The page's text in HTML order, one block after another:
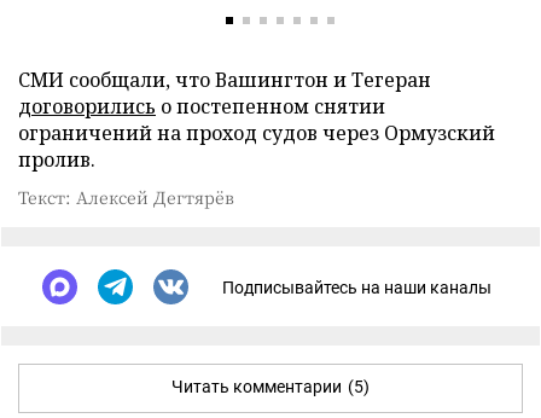
СМИ сообщали, что Вашингтон и Тегеран
договорились о постепенном снятии
ограничений на проход судов через Ормузский
пролив.
Текст: Алексей Дегтярёв
Подписывайтесь на наши каналы
Читать комментарии (5)